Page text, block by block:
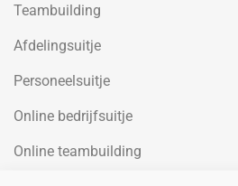
Teambuilding
Afdelingsuitje
Personeelsuitje
Online bedrijfsuitje
Online teambuilding